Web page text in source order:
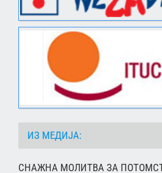
ИЗ МЕДИЈА:
СНАЖНА МОЛИТВА ЗА